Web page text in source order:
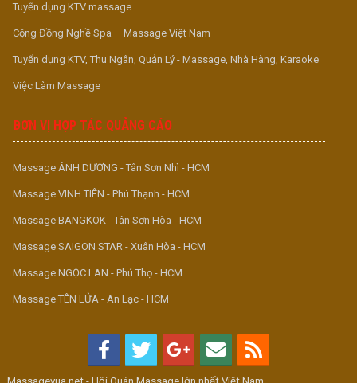
Tuyển dụng KTV massage
Cộng Đồng Nghề Spa – Massage Việt Nam
Tuyển dụng KTV, Thu Ngân, Quản Lý - Massage, Nhà Hàng, Karaoke
Việc Làm Massage
ĐƠN VỊ HỢP TÁC QUẢNG CÁO
Massage ÁNH DƯƠNG - Tân Sơn Nhì - HCM
Massage VINH TIÊN - Phú Thạnh - HCM
Massage BANGKOK - Tân Sơn Hòa - HCM
Massage SAIGON STAR - Xuân Hòa - HCM
Massage NGỌC LAN - Phú Thọ - HCM
Massage TÊN LỬA - An Lạc - HCM